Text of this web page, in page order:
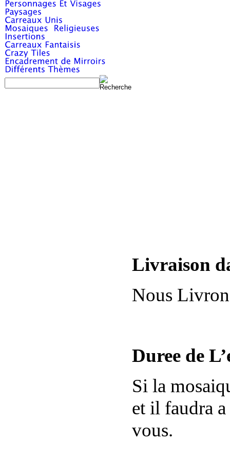
Livraison
Nous
Duree de
Si la
et il faudra
vous.